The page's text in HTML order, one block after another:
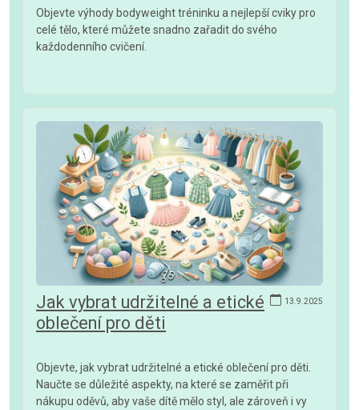
Objevte výhody bodyweight tréninku a nejlepší cviky pro
celé tělo, které můžete snadno zařadit do svého
každodenního cvičení.
13.9.2025
Jak vybrat udržitelné a etické
oblečení pro děti
Objevte, jak vybrat udržitelné a etické oblečení pro děti.
Naučte se důležité aspekty, na které se zaměřit při
nákupu oděvů, aby vaše dítě mělo styl, ale zároveň i vy